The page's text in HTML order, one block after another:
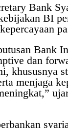
Bank
BI
Bank
dan
khususnya
menjaga